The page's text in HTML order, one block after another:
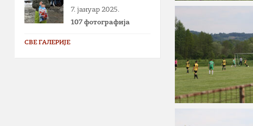
7. јануар 2025.
107 фотографија
СВЕ ГАЛЕРИЈЕ